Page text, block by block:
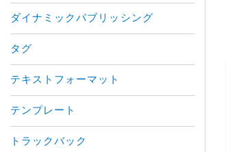
ダイナミックパブリッシング
タグ
テキストフォーマット
テンプレート
トラックバック